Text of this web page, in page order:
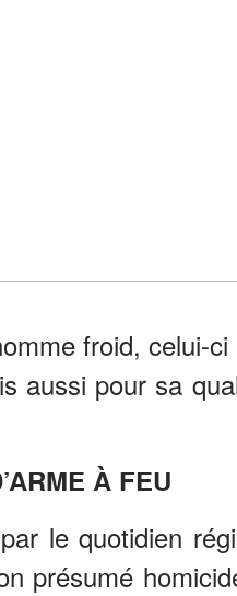
froid, celui-
aussi pour sa
À FEU
le quotidien
présumé